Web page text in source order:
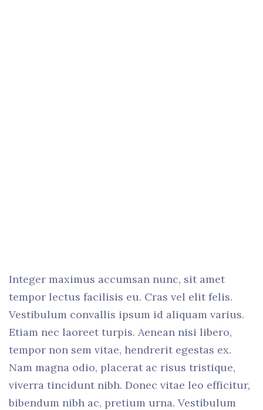
Integer maximus accumsan nunc, sit amet
tempor lectus facilisis eu. Cras vel elit felis.
Vestibulum convallis ipsum id aliquam varius.
Etiam nec laoreet turpis. Aenean nisi libero,
tempor non sem vitae, hendrerit egestas ex.
Nam magna odio, placerat ac risus tristique,
viverra tincidunt nibh. Donec vitae leo efficitur,
bibendum nibh ac, pretium urna. Vestibulum